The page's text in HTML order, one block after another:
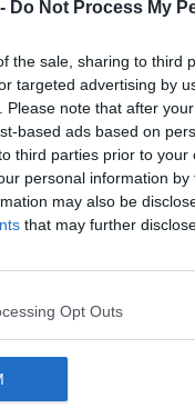
Do Not Process My
the sale, sharing to third
targeted advertising by
Please note that after
based ads based on
third parties prior to
personal information
may also be
that may further
Opt Outs